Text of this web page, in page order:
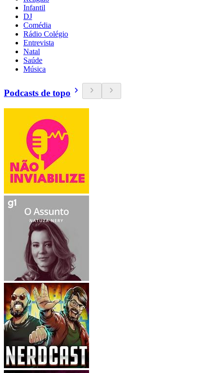
Infantil
DJ
Comédia
Rádio Colégio
Entrevista
Natal
Saúde
Música
Podcasts de topo